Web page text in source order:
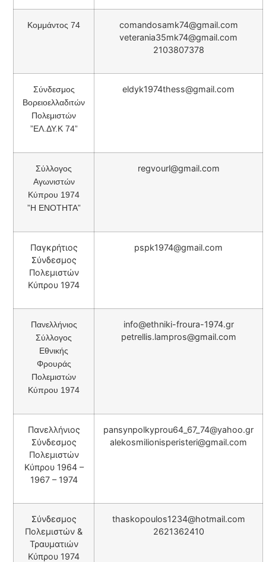
Κομμάντος 74
comandosamk74@gmail.com
veterania35mk74@gmail.com
2103807378
Σύνδεσμος
Βορειοελλαδιτών
Πολεμιστών
”ΕΛ.ΔΥ.Κ 74”
eldyk1974thess@gmail.com
Σύλλογος
Αγωνιστών
Κύπρου 1974
”Η ΕΝΟΤΗΤΑ”
regvourl@gmail.com
Παγκρήτιος
Σύνδεσμος
Πολεμιστών
Κύπρου 1974
pspk1974@gmail.com
Πανελλήνιος
Σύλλογος
Εθνικής
Φρουράς
Πολεμιστών
Κύπρου 1974
info@ethniki-froura-1974.gr
petrellis.lampros@gmail.com
Πανελλήνιος
Σύνδεσμος
Πολεμιστών
Κύπρου 1964 –
1967 – 1974
pansynpolkyprou64_67_74@yahoo.gr
alekosmilionisperisteri@gmail.com
Σύνδεσμος
Πολεμιστών &
Τραυματιών
Κύπρου 1974
thaskopoulos1234@hotmail.com
2621362410